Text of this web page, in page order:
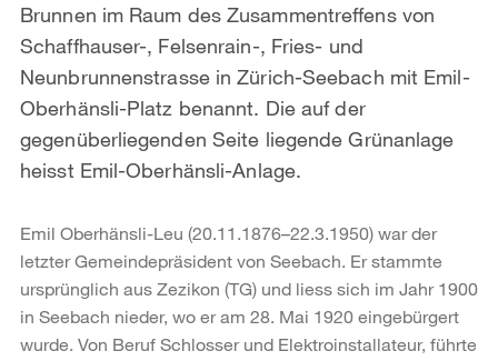
Brunnen im Raum des Zusammentreffens von
Schaffhauser-, Felsenrain-, Fries- und
Neunbrunnenstrasse in Zürich-Seebach mit Emil-
Oberhänsli-Platz benannt. Die auf der
gegenüberliegenden Seite liegende Grünanlage
heisst Emil-Oberhänsli-Anlage.
Emil Oberhänsli-Leu (20.11.1876–22.3.1950) war der
letzter Gemeindepräsident von Seebach. Er stammte
ursprünglich aus Zezikon (TG) und liess sich im Jahr 1900
in Seebach nieder, wo er am 28. Mai 1920 eingebürgert
wurde. Von Beruf Schlosser und Elektroinstallateur, führte